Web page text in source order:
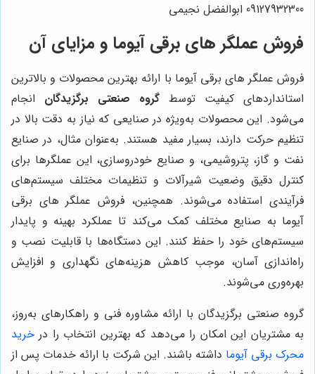
09127932300 ابوالفضل نجیمی
فروش عملگر های برقی آیوما و مزایای آن
فروش عملگر های برقی آیوما با ارائه بهترین محصولات و بالاترین
استانداردهای کیفیت توسط گروه صنعتی برگزیدگان انجام
می‌شود. این محصولات به‌ویژه در صنایعی که نیاز به دقت بالا در
تنظیم حرکت دارند، بسیار مفید هستند. به‌عنوان مثال، در صنایع
نفت و گاز، پتروشیمی، و صنایع خودروسازی، این عملگرها برای
کنترل دقیق وضعیت شیرآلات و تنظیمات مختلف سیستم‌های
فرآیندی استفاده می‌شوند. همچنین، فروش عملگر های برقی
آیوما به صنایع مختلف کمک می‌کند تا عملکرد بهینه و پایدار
سیستم‌های خود را حفظ کنند. این دستگاه‌ها با قابلیت نصب و
راه‌اندازی آسان، موجب کاهش هزینه‌های نگهداری و افزایش
بهره‌وری می‌شوند.
گروه صنعتی برگزیدگان با ارائه مشاوره فنی و راهکارهای به‌روز،
به مشتریان این امکان را می‌دهد که بهترین انتخاب را در خرید
محرک برقی آیوما داشته باشند. این شرکت با ارائه خدمات پس از